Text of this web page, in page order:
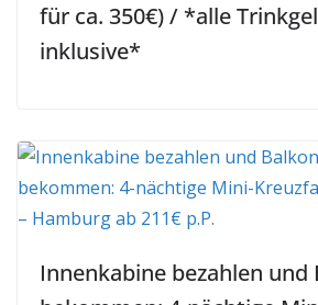
für ca. 350€) / *alle
inklusive*
Innenkabine bezahlen und